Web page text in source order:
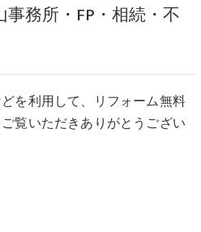
務所・FP・相続・不
を利用して、リフォーム無料
覧いただきありがとうござい